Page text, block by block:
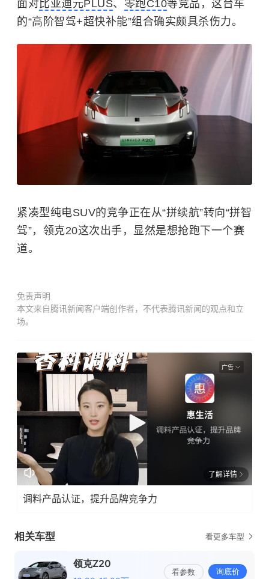
面对比亚迪元PLUS、 零跑C10等竞品，这台车
的“高阶智驾+超快补能”组合确实颇具杀伤力。
紧凑型纯电SUV的竞争正在从“拼续航”转向“拼智
驾”，领克20这次出手，显然是想抢跑下一个赛
道。
免责声明
本文来自腾讯新闻客户端创作者，不代表腾讯新闻的观点和立
场。
广告
了解详情
调料产品认证，提升品牌竞争力